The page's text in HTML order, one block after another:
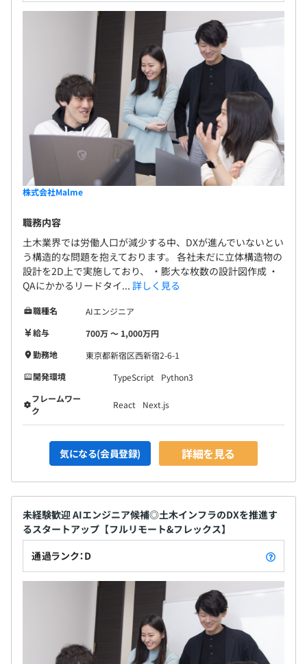
株式会社Malme
職務内容
土木業界では労働人口が減少する中、DXが進んでいないとい
う構造的な問題を抱えております。 各社未だに立体構造物の
設計を2D上で実施しており、 ・膨大な枚数の設計図作成 ・
QAにかかるリードタイ... 詳しく見る
職種名
AIエンジニア
給与
700万 〜 1,000万円
勤務地
東京都新宿区西新宿2-6-1
開発環境
TypeScript
Python3
フレームワー
ク
React Next.js
気になる(会員登録) 詳細を見る
未経験歓迎 AIエンジニア候補◎土木インフラのDXを推進す
るスタートアップ【フルリモート&フレックス】
通過ランク：D